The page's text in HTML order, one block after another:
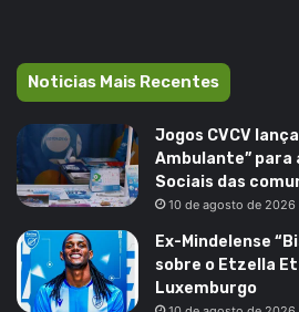
Noticias Mais Recentes
Jogos CVCV
Ambulante” para
Sociais das
10 de agosto de 2026
Ex-Mindelense
sobre o Etzella
Luxemburgo